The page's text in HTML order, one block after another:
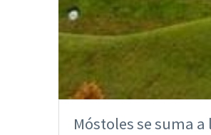
Móstoles se suma